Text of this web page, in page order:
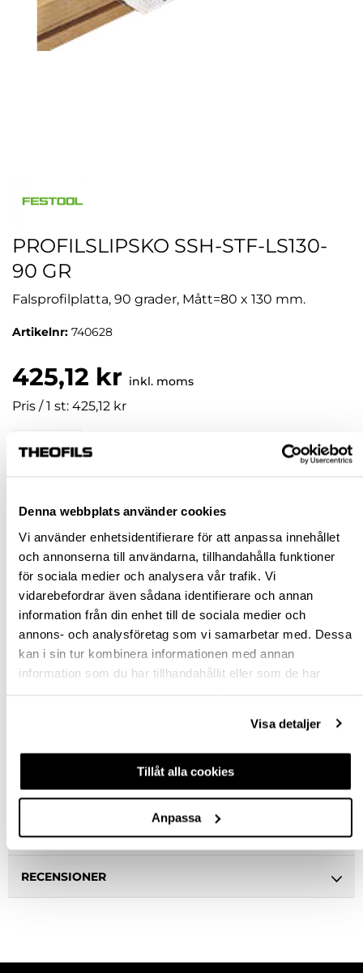
Denna webbplats använder cookies
Vi använder enhetsidentifierare för att anpassa innehållet
och annonserna till användarna, tillhandahålla funktioner
för sociala medier och analysera vår trafik. Vi
vidarebefordrar även sådana identifierare och annan
information från din enhet till de sociala medier och
annons- och analysföretag som vi samarbetar med. Dessa
kan i sin tur kombinera informationen med annan
information som du har tillhandahållit eller som de har
Visa detaljer
Tillåt alla cookies
Anpassa
PROFILSLIPSKO SSH-STF-LS130-
90 GR
Falsprofilplatta, 90 grader, Mått=80 x 130 mm.
Artikelnr: 740628
425,12 kr inkl. moms
Pris / 1 st: 425,12 kr
st
Jönköping huvudlager Beställningsvara
Slut i lager
Malmö butik Slut i lager
Stockholm butik Slut i lager
Snabba leveranser
Hämta i butik
BESKRIVNING
SPECIFIKATION
FRÅGA OM PRODUKT
RECENSIONER